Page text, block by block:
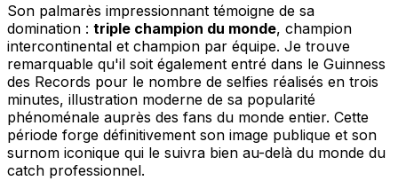
Son palmarès impressionnant témoigne de sa
domination : triple champion du monde, champion
intercontinental et champion par équipe. Je trouve
remarquable qu'il soit également entré dans le Guinness
des Records pour le nombre de selfies réalisés en trois
minutes, illustration moderne de sa popularité
phénoménale auprès des fans du monde entier. Cette
période forge définitivement son image publique et son
surnom iconique qui le suivra bien au-delà du monde du
catch professionnel.